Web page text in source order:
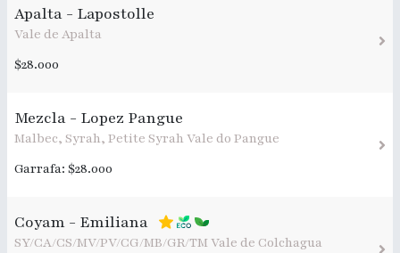
Apalta - Lapostolle
Vale de Apalta
$28.000
Mezcla - Lopez Pangue
Malbec, Syrah, Petite Syrah Vale do Pangue
Garrafa: $28.000
Coyam - Emiliana
SY/CA/CS/MV/PV/CG/MB/GR/TM Vale de Colchagua